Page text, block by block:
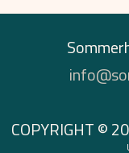
COPYRIGHT ©